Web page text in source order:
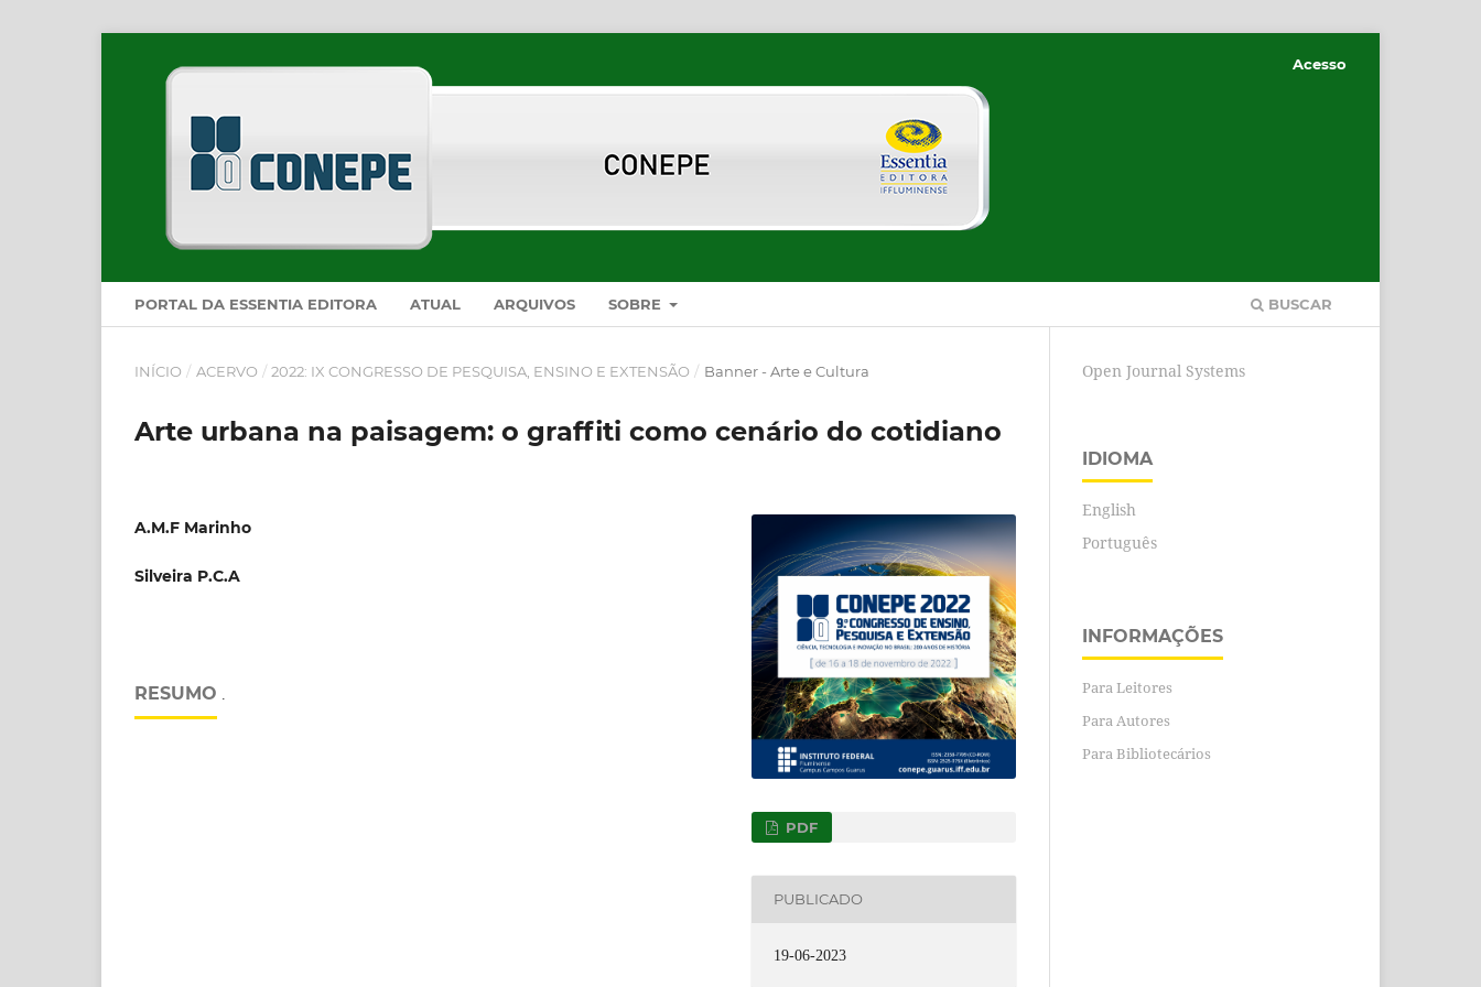
PORTAL DA ESSENTIA EDITORA ATUAL ARQUIVOS SOBRE BUSCAR
Acesso
INÍCIO / ACERVO / 2022: IX CONGRESSO DE PESQUISA, ENSINO E EXTENSÃO / Banner - Arte e Cultura
Arte urbana na paisagem: o graffiti como cenário do cotidiano
A.M.F Marinho
Silveira P.C.A
RESUMO
PDF
PUBLICADO
19-06-2023
Open Journal Systems
IDIOMA
English
Português
INFORMAÇÕES
Para Leitores
Para Autores
Para Bibliotecários